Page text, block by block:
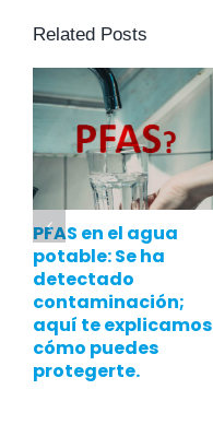
Related Posts
PFAS en el agua
potable: Se ha
detectado
contaminación;
aquí te explicamos
cómo puedes
protegerte.